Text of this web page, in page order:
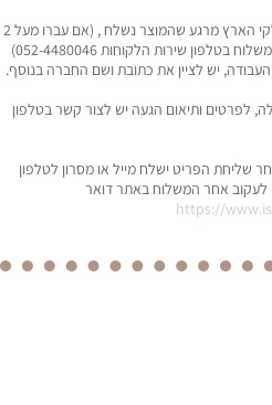
: 1-5 ימי עסקים לרוב חלקי הארץ מרגע שהמוצר נשלח , (אם עברו מעל 2
ימי עסקים ניתן לבדוק את זמן אספקת המשלוח בטלפון שירות הלקוחות 052-4480046)
יש לציין את כתובת ושם החברה בנוסף.
לפרטים ותיאום הגעה יש לצור קשר בטלפון
לאחר שליחת הפריט ישלח מייל או מסרון לטלפון
לעקוב אחר המשלוח באתר דואר
https://